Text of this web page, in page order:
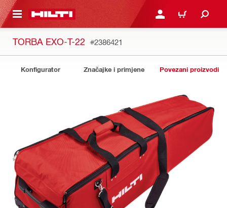
GLAVNI SADRŽAJ PRIJAVI SE ILI SE
KOŠARICA
TORBA EXO-T-22 #2386421
Konfigurator Značajke i primjene Povezani proizvodi